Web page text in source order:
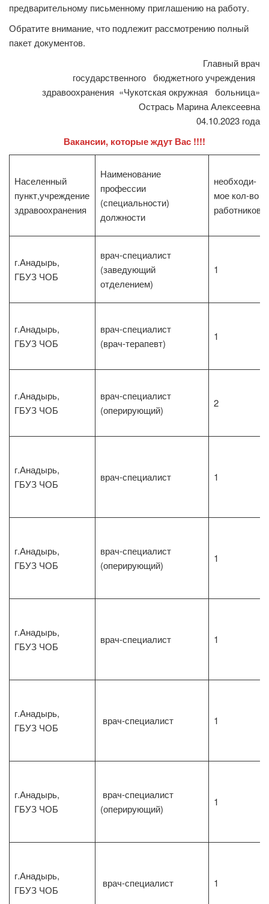
предварительному письменному приглашению на работу.
Обратите внимание, что подлежит рассмотрению полный
пакет документов.
Главный врач
государственного бюджетного учреждения
здравоохранения «Чукотская окружная больница»
Острась Марина Алексеевна
04.10.2023 года
Вакансии, которые ждут Вас !!!!
Населенный
пункт,учреждение
здравоохранения
Наименование
профессии
(специальности)
должности
необходи-
мое кол-во
работников
г.Анадырь,
ГБУЗ ЧОБ
врач-специалист
(заведующий
отделением)
1
г.Анадырь,
ГБУЗ ЧОБ
врач-специалист
(врач-терапевт)
1
г.Анадырь,
ГБУЗ ЧОБ
врач-специалист
(оперирующий)
2
г.Анадырь,
ГБУЗ ЧОБ
врач-специалист 1
г.Анадырь,
ГБУЗ ЧОБ
врач-специалист
(оперирующий)
1
г.Анадырь,
ГБУЗ ЧОБ
врач-специалист 1
г.Анадырь,
ГБУЗ ЧОБ
врач-специалист 1
г.Анадырь,
ГБУЗ ЧОБ
врач-специалист
(оперирующий)
1
г.Анадырь,
ГБУЗ ЧОБ
врач-специалист 1